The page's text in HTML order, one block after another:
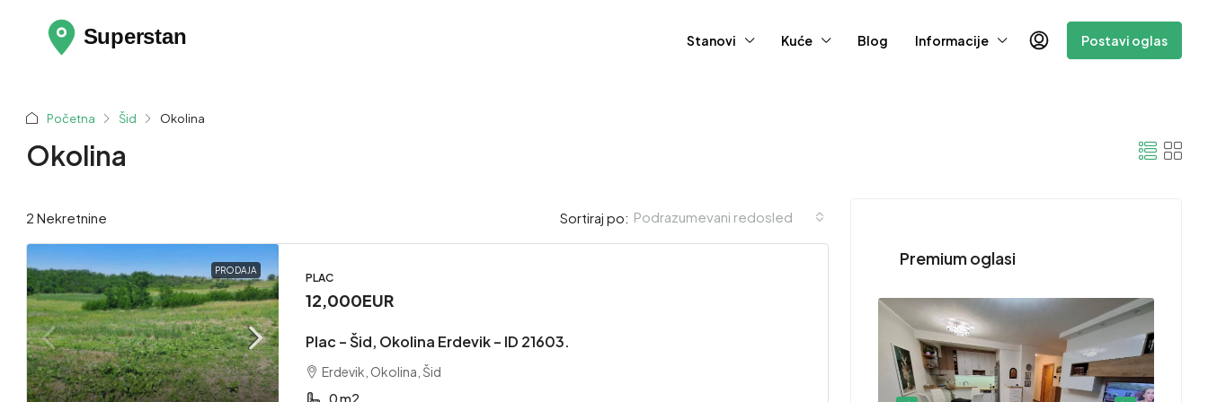
Stanovi Kuće Blog Informacije Postavi oglas
Početna Šid Okolina
Okolina
2 Nekretnine Sortiraj po: Podrazumevani redosled
PRODAJA
PLAC
12,000EUR
Plac – Šid, Okolina Erdevik – ID 21603.
Erdevik, Okolina, Šid
0 m2
Premium oglasi